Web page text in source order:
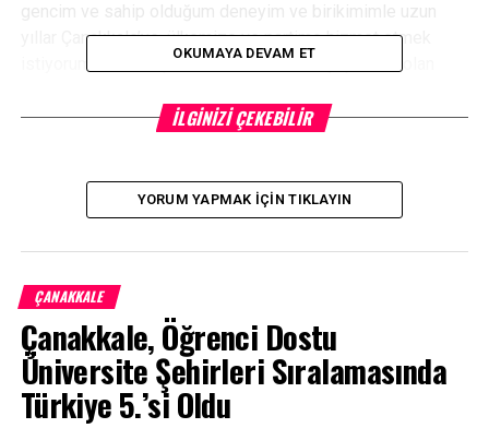
gencim ve sahip olduğum deneyim ve birikimimle uzun
yıllar Çanakkale’ye, ülkemize ve partime hizmet etmek
istiyorum. Bu sebeple 1 Kasım tarihinde yapılacak olan
başvurumu yaptım. Şimdi yeniden yapılacak olan seçimler
Facebook
Mastodon
EmailShare
İLIŞKILI BAŞLIKLAR:
BÜLENT TURAN ADAYLIK BAŞVURUSUNU YAPTI
KAÇIRMAYIN
CHP’li Vekil Muharrem Erkek’ten Skandal PYD Açıklaması
OKUMAYA DEVAM ET
İLGINIZI ÇEKEBILIR
YORUM YAPMAK İÇIN TIKLAYIN
ÇANAKKALE
Çanakkale, Öğrenci Dostu
Üniversite Şehirleri Sıralamasında
Türkiye 5.’si Oldu